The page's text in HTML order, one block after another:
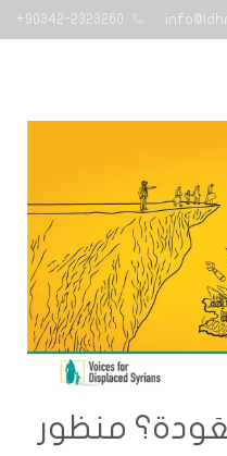
90342-2323260+
منظور